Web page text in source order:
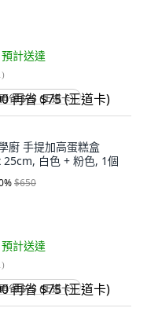
預計送達
)
省 $75 (王道卡)
廚 手提加高蛋糕盒
白色 + 粉色, 1個
%$650
預計送達
)
省 $75 (王道卡)